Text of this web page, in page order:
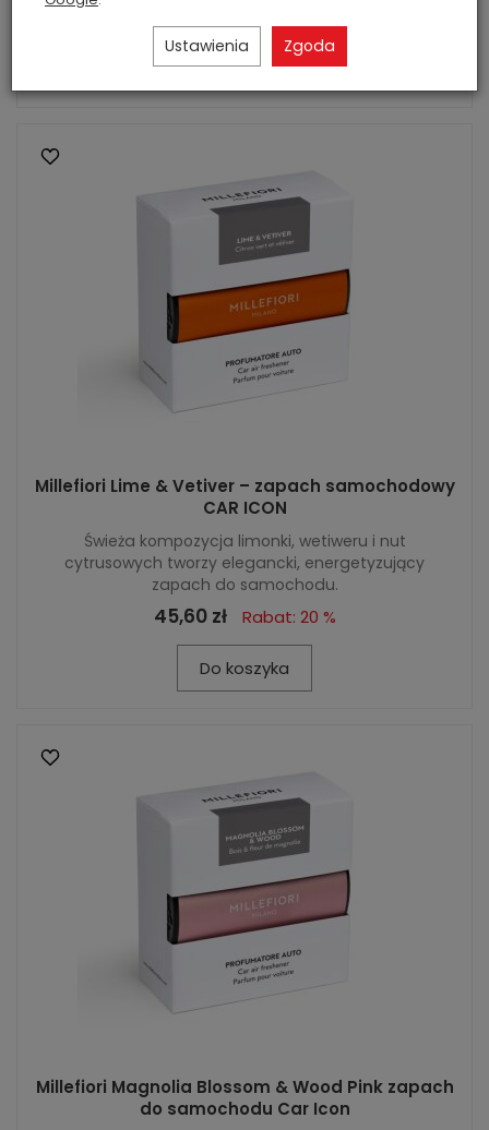
Do koszyka
Millefiori Lime & Vetiver – zapach samochodowy
CAR ICON
Świeża kompozycja limonki, wetiweru i nut
cytrusowych tworzy elegancki, energetyzujący
zapach do samochodu.
45,60 zł Rabat: 20 %
Do koszyka
Millefiori Magnolia Blossom & Wood Pink zapach
do samochodu Car Icon
Ustawienia Zgoda